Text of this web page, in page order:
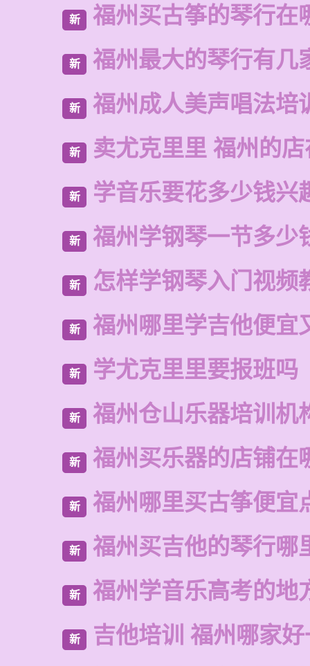
新 福州买古筝的琴行在
新 福州最大的琴行有几
新 福州成人美声唱法培
新 卖尤克里里 福州的
新 学音乐要花多少钱兴
新 福州学钢琴一节多少
新 怎样学钢琴入门视频
新 福州哪里学吉他便宜
新 学尤克里里要报班吗
新 福州仓山乐器培训机
新 福州买乐器的店铺在
新 福州哪里买古筝便宜
新 福州买吉他的琴行哪
新 福州学音乐高考的地
新 吉他培训 福州哪家